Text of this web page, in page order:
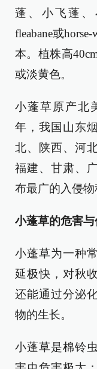
蓬、小飞蓬、
fleabane或
本。植株高
或淡黄色。
小蓬草原产北
年，我国山东
北、陕西、河
福建、甘肃、
布最广的入侵物
小蓬草的危害与
小蓬草为一种
延极快，对秋
还能通过分泌
物的生长。
小蓬草是棉铃